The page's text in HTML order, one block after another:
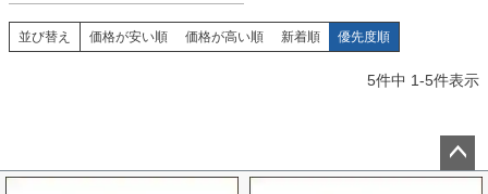
並び替え 価格が安い順 価格が高い順 新着順 優先度順
5件中 1-5件表示
ペー